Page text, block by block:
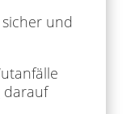
sicher und
darauf